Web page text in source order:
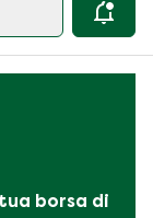
borsa di